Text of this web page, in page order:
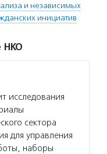
и независимых
инициатив
НКО
исследования
сектора
для управления
наборы